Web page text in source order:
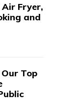
Air Fryer,
and
Top